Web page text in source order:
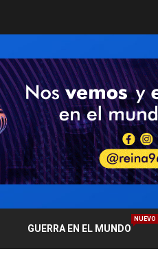
GUERRA EN EL MUNDO
NUEVO